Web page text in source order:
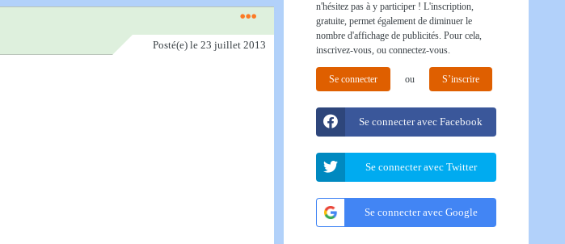
Posté(e) le 23 juillet 2013
n'hésitez pas à y participer ! L'inscription,
gratuite, permet également de diminuer le
nombre d'affichage de publicités. Pour cela,
inscrivez-vous, ou connectez-vous.
Se connecter ou S’inscrire
Se connecter avec Facebook
Se connecter avec Twitter
Se connecter avec Google